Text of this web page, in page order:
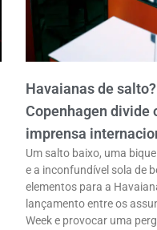
Havaianas de
Copenhagen divide
imprensa
Um salto baixo, uma
e a inconfundível sola de
elementos para a
lançamento entre os
Week e provocar uma